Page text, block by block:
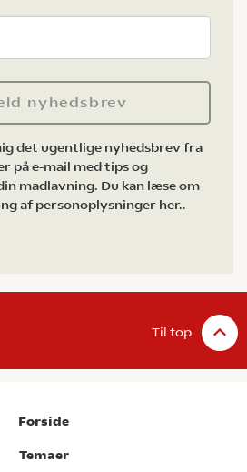
nyhedsbrev
det ugentlige nyhedsbrev fra
på e-mail med tips og
madlavning. Du kan læse om
af personoplysninger her..
Til top
Forside
Temaer